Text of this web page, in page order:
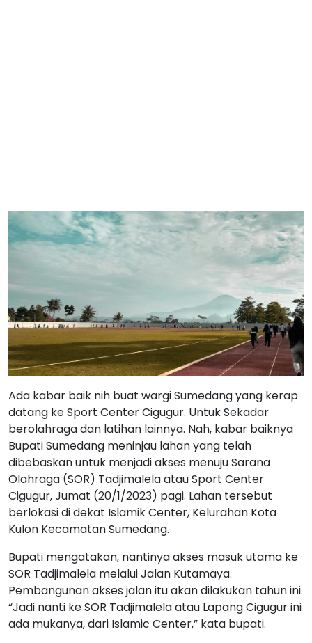
Ada kabar baik nih buat wargi Sumedang yang kerap
datang ke Sport Center Cigugur. Untuk Sekadar
berolahraga dan latihan lainnya. Nah, kabar baiknya
Bupati Sumedang meninjau lahan yang telah
dibebaskan untuk menjadi akses menuju Sarana
Olahraga (SOR) Tadjimalela atau Sport Center
Cigugur, Jumat (20/1/2023) pagi. Lahan tersebut
berlokasi di dekat Islamik Center, Kelurahan Kota
Kulon Kecamatan Sumedang.
Bupati mengatakan, nantinya akses masuk utama ke
SOR Tadjimalela melalui Jalan Kutamaya.
Pembangunan akses jalan itu akan dilakukan tahun ini.
“Jadi nanti ke SOR Tadjimalela atau Lapang Cigugur ini
ada mukanya, dari Islamic Center,” kata bupati.